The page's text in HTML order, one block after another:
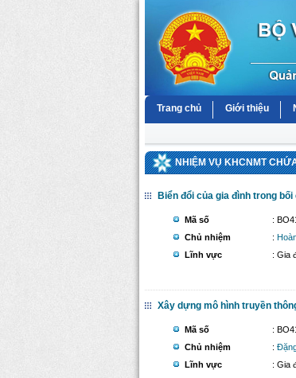
Trang chủ Giới thiệu
NHIỆM VỤ KHCNMT
Biển đổi của gia đình trong
Mã số
:
Chủ nhiệm
:
Lĩnh vực
: Gia
Xây dựng mô hình truyền
Mã số
:
Chủ nhiệm
:
Lĩnh vực
: Gia